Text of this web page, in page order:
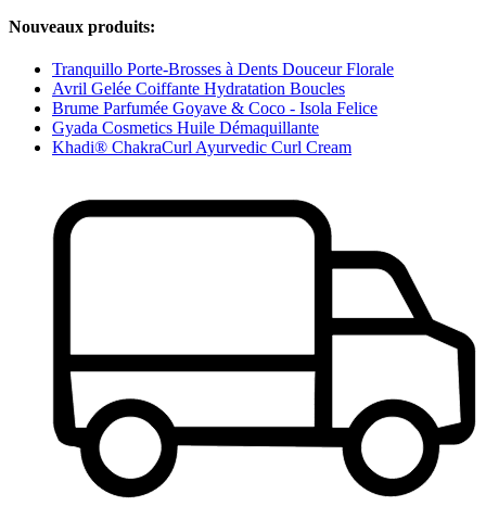
Nouveaux produits:
Tranquillo Porte-Brosses à Dents Douceur Florale
Avril Gelée Coiffante Hydratation Boucles
Brume Parfumée Goyave & Coco - Isola Felice
Gyada Cosmetics Huile Démaquillante
Khadi® ChakraCurl Ayurvedic Curl Cream